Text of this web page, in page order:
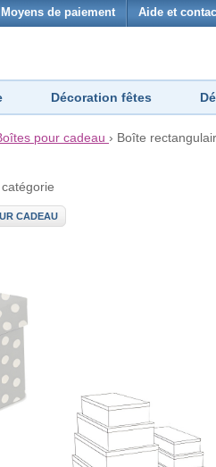
Moyens de paiement Aide et
Décoration fêtes
pour cadeau › Boîte
CADEAU